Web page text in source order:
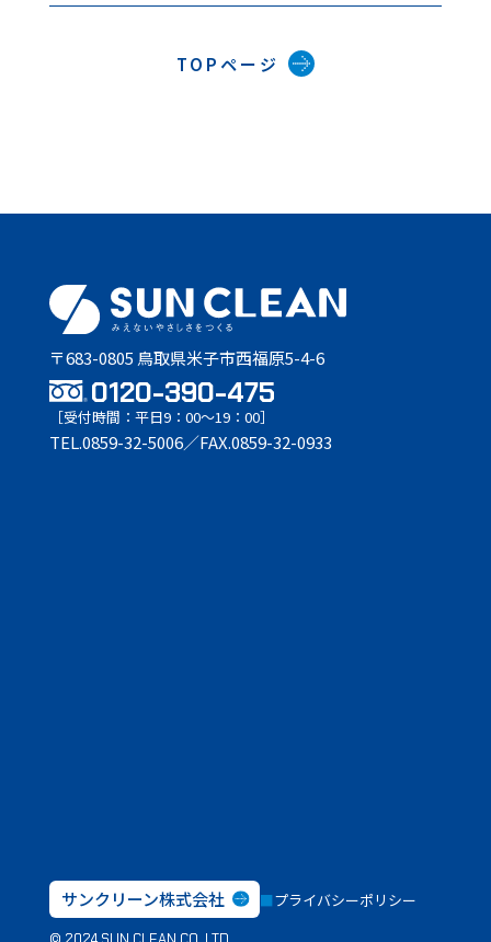
TOPページ
〒683-0805 鳥取県米子市西福原5-4-6
0120-390-475
［受付時間：平日9：00〜19：00］
TEL.0859-32-5006／FAX.0859-32-0933
サンクリーン株式会社 プライバシーポリシー